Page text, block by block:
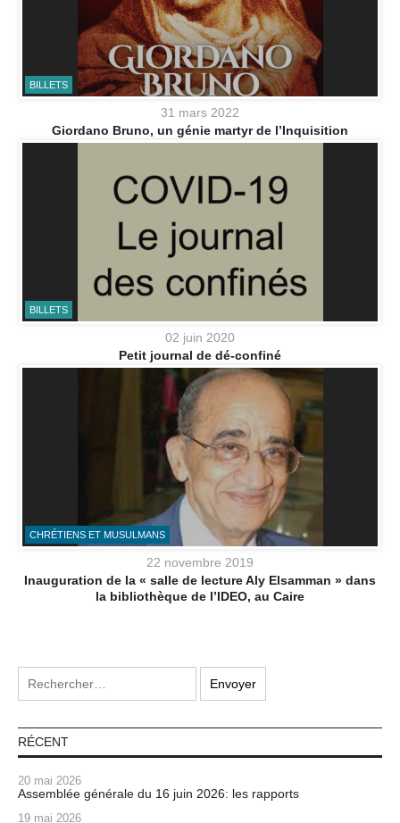
BILLETS
31 mars 2022
Giordano Bruno, un génie martyr de l’Inquisition
BILLETS
02 juin 2020
Petit journal de dé-confiné
CHRÉTIENS ET MUSULMANS
22 novembre 2019
Inauguration de la « salle de lecture Aly Elsamman » dans
la bibliothèque de l’IDEO, au Caire
RÉCENT
20 mai 2026
Assemblée générale du 16 juin 2026: les rapports
19 mai 2026